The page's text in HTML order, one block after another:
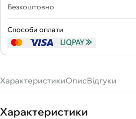
Безкоштовно
Способи оплати
ХарактеристикиОписВідгуки
Характеристики